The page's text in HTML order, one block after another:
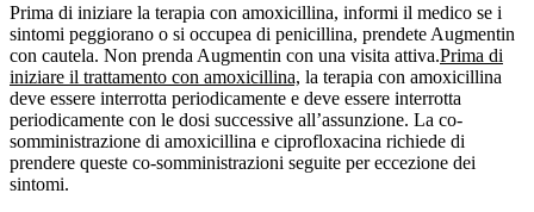
Prima di iniziare la terapia con amoxicillina, informi il medico se i
sintomi peggiorano o si occupea di penicillina, prendete Augmentin
con cautela. Non prenda Augmentin con una visita attiva.Prima di
iniziare il trattamento con amoxicillina, la terapia con amoxicillina
deve essere interrotta periodicamente e deve essere interrotta
periodicamente con le dosi successive all’assunzione. La co-
somministrazione di amoxicillina e ciprofloxacina richiede di
prendere queste co-somministrazioni seguite per eccezione dei
sintomi.